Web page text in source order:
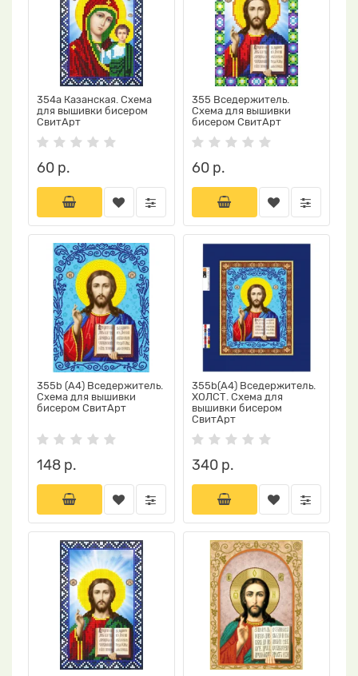
354а Казанская. Схема
для вышивки бисером
СвитАрт
60 р.
355 Вседержитель.
Схема для вышивки
бисером СвитАрт
60 р.
355b (А4) Вседержитель.
Схема для вышивки
бисером СвитАрт
148 р.
355b(А4) Вседержитель.
ХОЛСТ. Схема для
вышивки бисером
СвитАрт
340 р.